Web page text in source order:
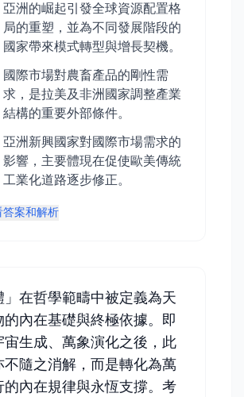
亞洲的崛起引發全球資源配置格
局的重塑，並為不同發展階段的
國家帶來模式轉型與增長契機。
國際市場對農畜產品的剛性需
求，是拉美及非洲國家調整產業
結構的重要外部條件。
亞洲新興國家對國際市場需求的
影響，主要體現在促使歐美傳統
工業化道路逐步修正。
答案和解析
」在哲學範疇中被定義為天
的內在基礎與終極依據。即
宙生成、萬象演化之後，此
不隨之消解，而是轉化為萬
的內在規律與永恆支撐。考